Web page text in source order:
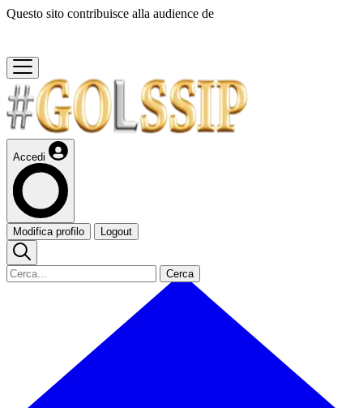
Questo sito contribuisce alla audience de
Accedi
Modifica profilo Logout
Cerca